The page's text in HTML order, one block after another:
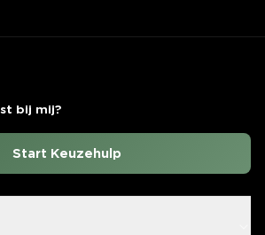
bij mij?
Start Keuzehulp